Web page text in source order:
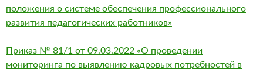
положения о системе обеспечения профессионального
развития педагогических работников»
Приказ № 81/1 от 09.03.2022 «О проведении
мониторинга по выявлению кадровых потребностей в